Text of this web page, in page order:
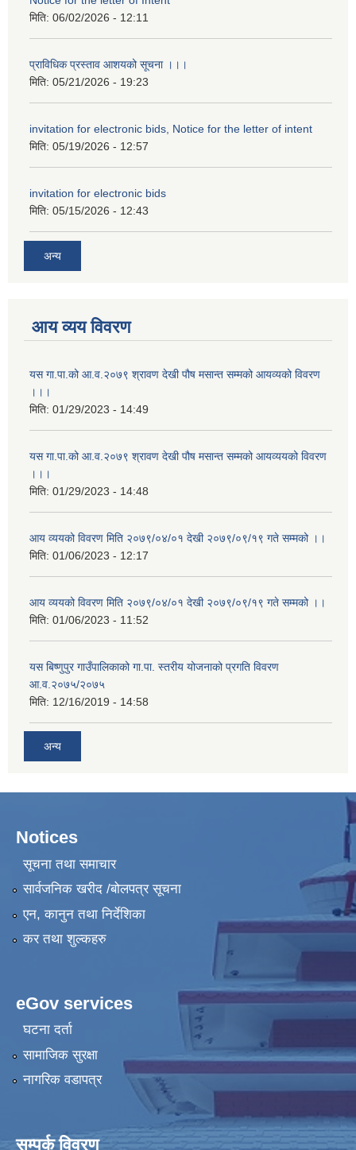
मिति: 06/02/2026 - 12:11
प्राविधिक प्रस्ताव आशयको सूचना ।।।
मिति: 05/21/2026 - 19:23
invitation for electronic bids, Notice for the letter of intent
मिति: 05/19/2026 - 12:57
invitation for electronic bids
मिति: 05/15/2026 - 12:43
अन्य
आय व्यय विवरण
यस गा.पा.को आ.व.२०७९ श्रावण देखी पौष मसान्त सम्मको आयव्यको विवरण
।।।
मिति: 01/29/2023 - 14:49
यस गा.पा.को आ.व.२०७९ श्रावण देखी पौष मसान्त सम्मको आयव्ययको विवरण
।।।
मिति: 01/29/2023 - 14:48
आय व्ययको विवरण मिति २०७९/०४/०१ देखी २०७९/०९/१९ गते सम्मको ।।
मिति: 01/06/2023 - 12:17
आय व्ययको विवरण मिति २०७९/०४/०१ देखी २०७९/०९/१९ गते सम्मको ।।
मिति: 01/06/2023 - 11:52
यस बिष्णुपुर गाउँपालिकाको गा.पा. स्तरीय योजनाको प्रगति विवरण
आ.व.२०७५/२०७५
मिति: 12/16/2019 - 14:58
अन्य
Notices
सूचना तथा समाचार
सार्वजनिक खरीद /बोलपत्र सूचना
एन, कानुन तथा निर्देशिका
कर तथा शुल्कहरु
eGov services
घटना दर्ता
सामाजिक सुरक्षा
नागरिक वडापत्र
सम्पर्क विवरण